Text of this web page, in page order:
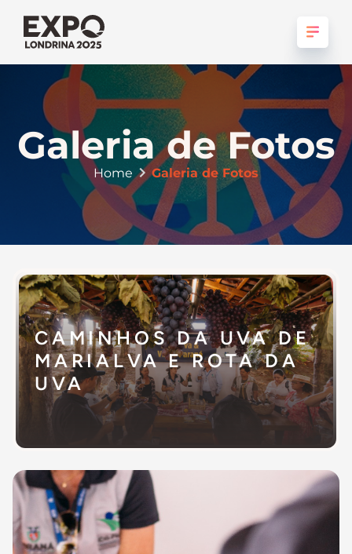
Galeria de Fotos
Home Galeria de Fotos
CAMINHOS DA UVA DE
MARIALVA E ROTA DA
UVA